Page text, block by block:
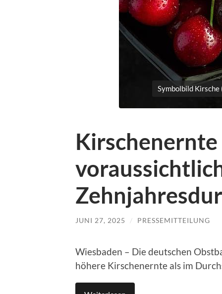
Symbolbild
JUNI 27, 2025 / PRESSEMITTEILUNG
Wiesbaden – Die deutschen
höhere Kirschenernte als im